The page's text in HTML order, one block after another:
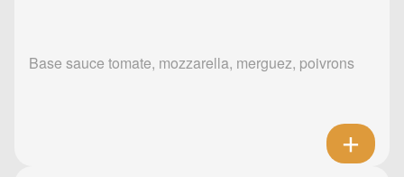
Base sauce tomate, mozzarella, merguez, poivrons